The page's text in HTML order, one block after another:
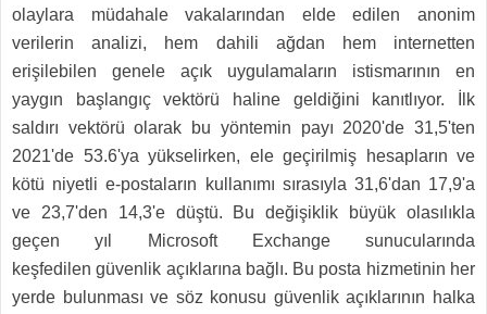
olaylara müdahale vakalarından elde edilen anonim
verilerin analizi, hem dahili ağdan hem internetten
erişilebilen genele açık uygulamaların istismarının en
yaygın başlangıç vektörü haline geldiğini kanıtlıyor. İlk
saldırı vektörü olarak bu yöntemin payı 2020'de 31,5'ten
2021'de 53.6'ya yükselirken, ele geçirilmiş hesapların ve
kötü niyetli e-postaların kullanımı sırasıyla 31,6'dan 17,9'a
ve 23,7'den 14,3'e düştü. Bu değişiklik büyük olasılıkla
geçen yıl
Microsoft Exchange sunucularında
keşfedilen güvenlik açıklarına bağlı. Bu posta hizmetinin her
yerde bulunması ve söz konusu güvenlik açıklarının halka